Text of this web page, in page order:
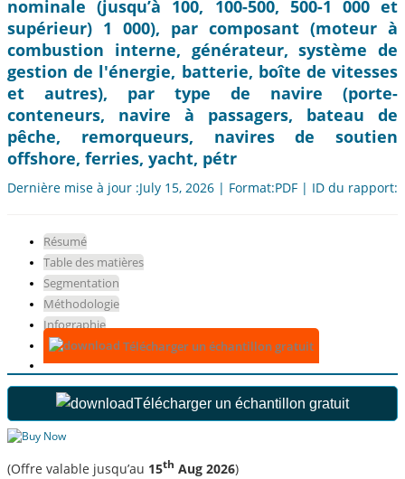
nominale (jusqu’à 100, 100-500, 500-1 000 et
supérieur) 1 000), par composant (moteur à
combustion interne, générateur, système de
gestion de l'énergie, batterie, boîte de vitesses
et autres), par type de navire (porte-
conteneurs, navire à passagers, bateau de
pêche, remorqueurs, navires de soutien
offshore, ferries, yacht, pétr
Dernière mise à jour :July 15, 2026 | Format:PDF | ID du rapport:
Résumé
Table des matières
Segmentation
Méthodologie
Infographie
Télécharger un échantillon gratuit
Télécharger un échantillon gratuit
(Offre valable jusqu’au 15th Aug 2026)